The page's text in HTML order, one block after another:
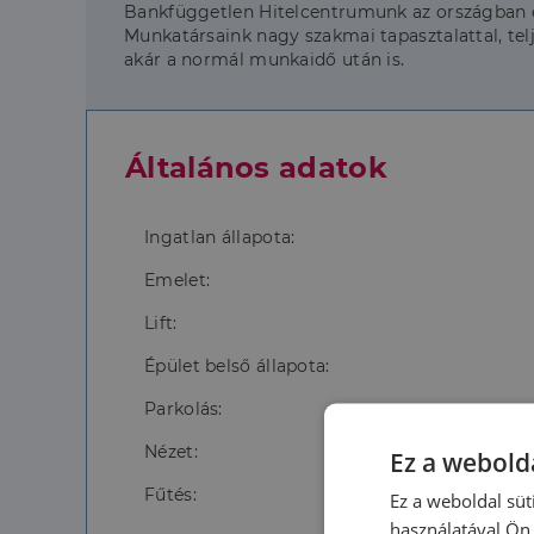
Bankfüggetlen Hitelcentrumunk az országban
Munkatársaink nagy szakmai tapasztalattal,
akár a normál munkaidő után is.
Általános adatok
Ingatlan állapota:
Emelet:
Lift:
Épület belső állapota:
Parkolás:
Nézet:
Fűtés:
Ez a
Ez a weboldal
használatával